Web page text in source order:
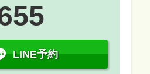
LINE予約